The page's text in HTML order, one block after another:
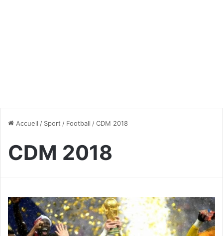
Accueil / Sport / Football /CDM 2018
CDM 2018